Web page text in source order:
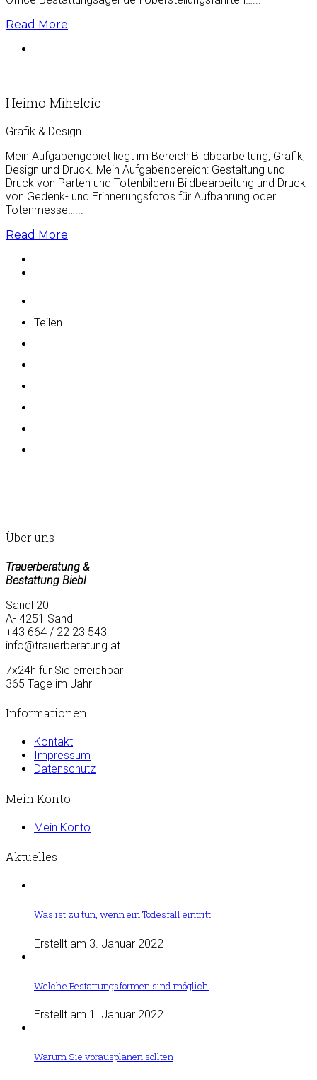
Read More
Heimo Mihelcic
Grafik & Design
Mein Aufgabengebiet liegt im Bereich Bildbearbeitung, Grafik,
Design und Druck. Mein Aufgabenbereich: Gestaltung und
Druck von Parten und Totenbildern Bildbearbeitung und Druck
von Gedenk- und Erinnerungsfotos für Aufbahrung oder
Totenmesse…...
Read More
Teilen
Über uns
Trauerberatung &
Bestattung Biebl
Sandl 20
A- 4251 Sandl
+43 664 / 22 23 543
info@trauerberatung.at
7x24h für Sie erreichbar
365 Tage im Jahr
Informationen
Kontakt
Impressum
Datenschutz
Mein Konto
Mein Konto
Aktuelles
Was ist zu tun, wenn ein Todesfall eintritt
Erstellt am 3. Januar 2022
Welche Bestattungsformen sind möglich
Erstellt am 1. Januar 2022
Warum Sie vorausplanen sollten